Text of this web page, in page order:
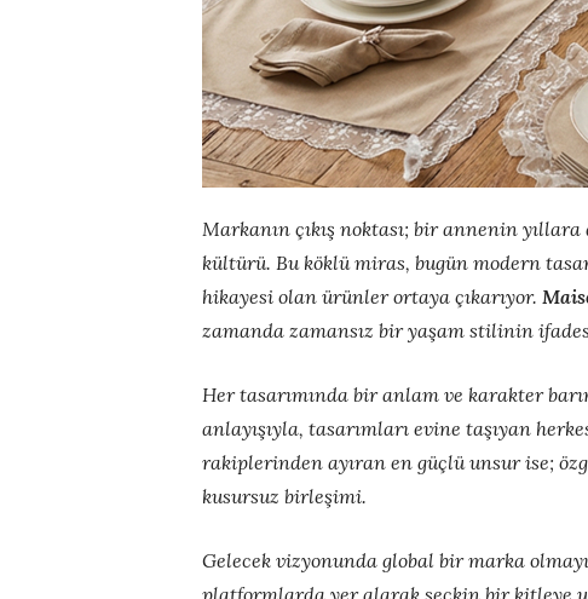
Markanın çıkış noktası; bir annenin
kültürü. Bu köklü miras, bugün modern
hikayesi olan ürünler ortaya çıkarıyor.
zamanda zamansız bir yaşam stilinin
Her tasarımında bir anlam ve karakter
anlayışıyla, tasarımları evine taşıyan
rakiplerinden ayıran en güçlü unsur ise;
kusursuz birleşimi.
Gelecek vizyonunda global bir marka